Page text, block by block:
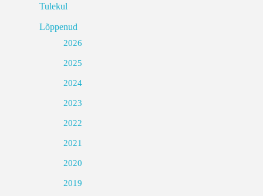
Tulekul
Lõppenud
2026
2025
2024
2023
2022
2021
2020
2019